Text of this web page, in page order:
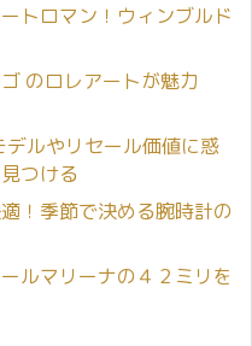
トロマン！ウィンブルド
のロレアートが魅力
ルやリセール価値に惑
つける
！季節で決める腕時計の
ルマリーナの４２ミリを